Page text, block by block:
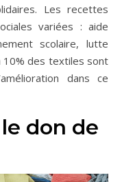
Les recettes
variées : aide
scolaire, lutte
10% des textiles sont
dans ce
don de